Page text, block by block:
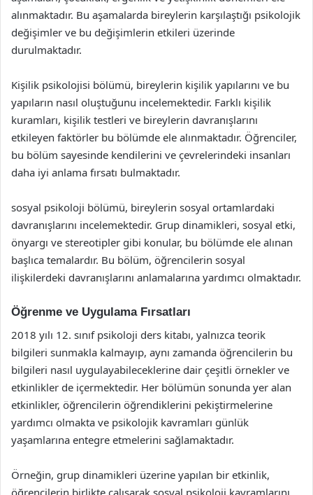
alınmaktadır. Bu aşamalarda bireylerin karşılaştığı psikolojik
değişimler ve bu değişimlerin etkileri üzerinde
durulmaktadır.
Kişilik psikolojisi bölümü, bireylerin kişilik yapılarını ve bu
yapıların nasıl oluştuğunu incelemektedir. Farklı kişilik
kuramları, kişilik testleri ve bireylerin davranışlarını
etkileyen faktörler bu bölümde ele alınmaktadır. Öğrenciler,
bu bölüm sayesinde kendilerini ve çevrelerindeki insanları
daha iyi anlama fırsatı bulmaktadır.
sosyal psikoloji bölümü, bireylerin sosyal ortamlardaki
davranışlarını incelemektedir. Grup dinamikleri, sosyal etki,
önyargı ve stereotipler gibi konular, bu bölümde ele alınan
başlıca temalardır. Bu bölüm, öğrencilerin sosyal
ilişkilerdeki davranışlarını anlamalarına yardımcı olmaktadır.
Öğrenme ve Uygulama Fırsatları
2018 yılı 12. sınıf psikoloji ders kitabı, yalnızca teorik
bilgileri sunmakla kalmayıp, aynı zamanda öğrencilerin bu
bilgileri nasıl uygulayabileceklerine dair çeşitli örnekler ve
etkinlikler de içermektedir. Her bölümün sonunda yer alan
etkinlikler, öğrencilerin öğrendiklerini pekiştirmelerine
yardımcı olmakta ve psikolojik kavramları günlük
yaşamlarına entegre etmelerini sağlamaktadır.
Örneğin, grup dinamikleri üzerine yapılan bir etkinlik,
öğrencilerin birlikte çalışarak sosyal psikoloji kavramlarını